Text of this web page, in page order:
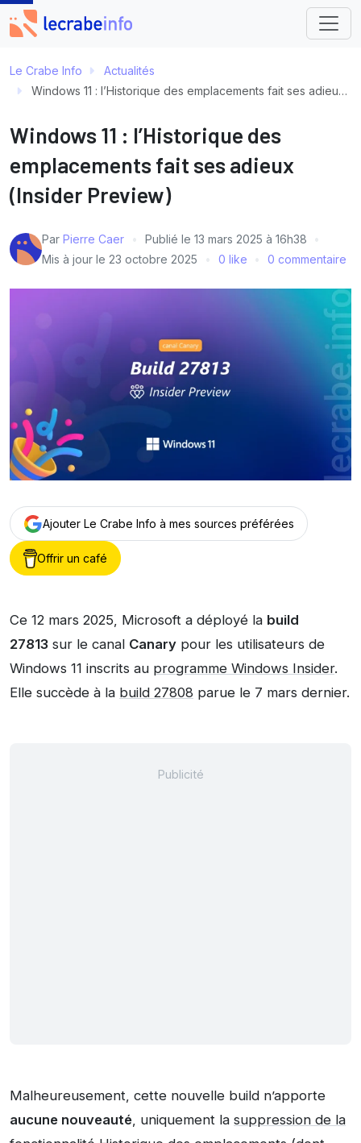
Le Crabe Info
Actualités
Windows 11 : l’Historique des emplacements fait ses adieux (Insider Preview)
Windows 11 : l’Historique des
emplacements fait ses adieux
(Insider Preview)
Par Pierre Caer Publié le 13 mars 2025 à 16h38
Mis à jour le 23 octobre 2025 0 like 0 commentaire
Ajouter Le Crabe Info à mes sources préférées
Offrir un café
Ce 12 mars 2025, Microsoft a déployé la build
27813 sur le canal Canary pour les utilisateurs de
Windows 11 inscrits au programme Windows Insider.
Elle succède à la build 27808 parue le 7 mars dernier.
Malheureusement, cette nouvelle build n’apporte
aucune nouveauté, uniquement la suppression de la